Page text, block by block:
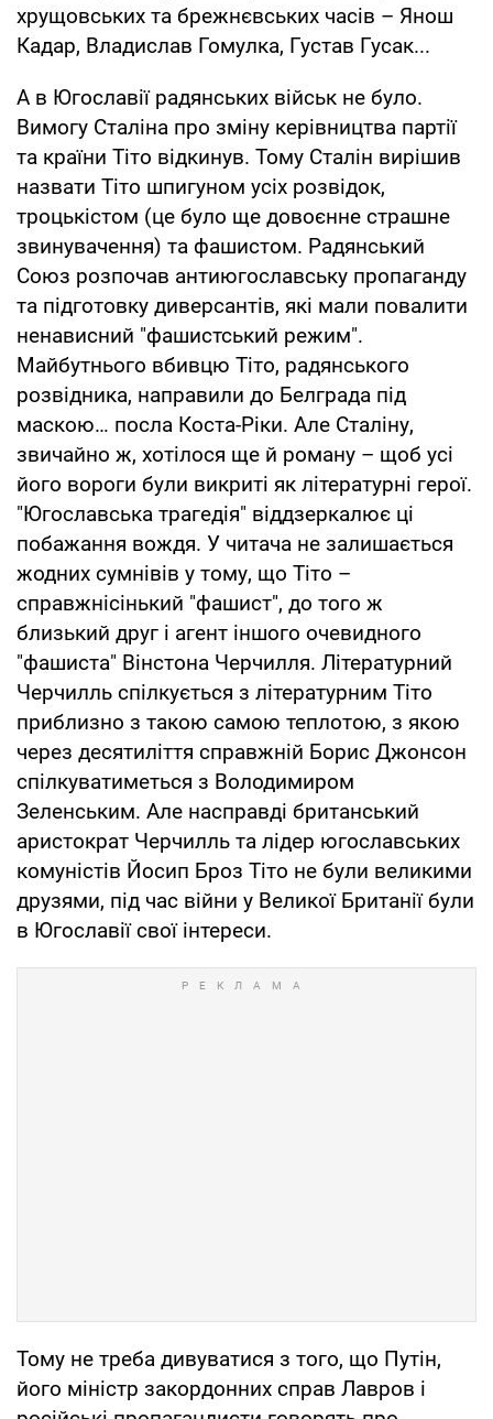
хрущовських та брежнєвських часів – Янош
Кадар, Владислав Гомулка, Густав Гусак...
А в Югославії радянських військ не було.
Вимогу Сталіна про зміну керівництва партії
та країни Тіто відкинув. Тому Сталін вирішив
назвати Тіто шпигуном усіх розвідок,
троцькістом (це було ще довоєнне страшне
звинувачення) та фашистом. Радянський
Союз розпочав антиюгославську пропаганду
та підготовку диверсантів, які мали повалити
ненависний "фашистський режим".
Майбутнього вбивцю Тіто, радянського
розвідника, направили до Белграда під
маскою… посла Коста-Ріки. Але Сталіну,
звичайно ж, хотілося ще й роману – щоб усі
його вороги були викриті як літературні герої.
"Югославська трагедія" віддзеркалює ці
побажання вождя. У читача не залишається
жодних сумнівів у тому, що Тіто –
справжнісінький "фашист", до того ж
близький друг і агент іншого очевидного
"фашиста" Вінстона Черчилля. Літературний
Черчилль спілкується з літературним Тіто
приблизно з такою самою теплотою, з якою
через десятиліття справжній Борис Джонсон
спілкуватиметься з Володимиром
Зеленським. Але насправді британський
аристократ Черчилль та лідер югославських
комуністів Йосип Броз Тіто не були великими
друзями, під час війни у Великої Британії були
в Югославії свої інтереси.
Тому не треба дивуватися з того, що Путін,
його міністр закордонних справ Лавров і